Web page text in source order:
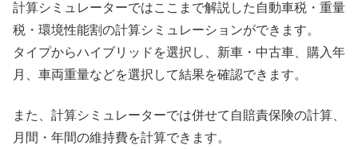
計算シミュレーターではここまで解説した自動車税・重量
税・環境性能割の計算シミュレーションができます。
タイプからハイブリッドを選択し、新車・中古車、購入年
月、車両重量などを選択して結果を確認できます。
また、計算シミュレーターでは併せて自賠責保険の計算、
月間・年間の維持費を計算できます。